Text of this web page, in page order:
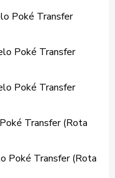
Poké Transfer
Poké Transfer
Poké Transfer
Transfer (Rota
Poké Transfer (Rota